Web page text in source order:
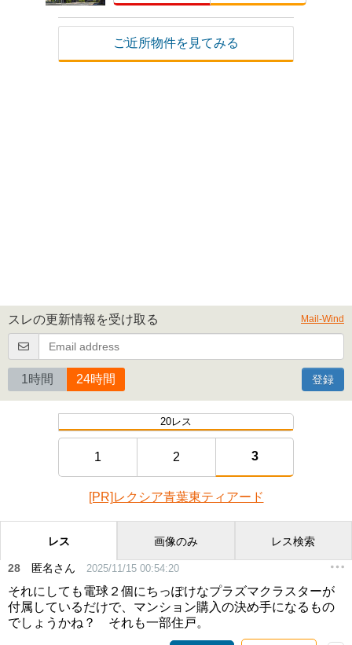
ご近所物件を見てみる
スレの更新情報を受け取る Mail-Wind
1時間 24時間 登録
20レス
1 2 3
[PR]レクシア青葉東ティアード
レス 画像のみ レス検索
28 匿名さん 2025/11/15 00:54:20
それにしても電球２個にちっぽけなプラズマクラスターが
付属しているだけで、マンション購入の決め手になるもの
でしょうかね？ それも一部住戸。